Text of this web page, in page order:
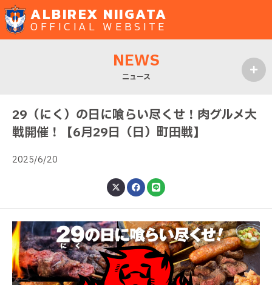
ALBIREX NIIGATA
OFFICIAL WEBSITE
NEWS
ニュース
29（にく）の日に喰らい尽くせ！肉グルメ大
戦開催！【6月29日（日）町田戦】
2025/6/20